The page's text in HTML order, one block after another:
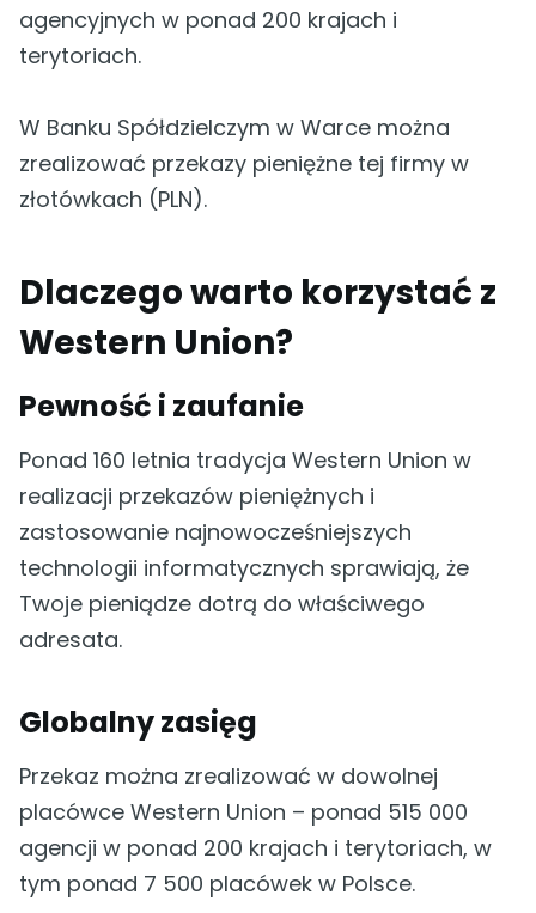
agencyjnych w ponad 200 krajach i
terytoriach.
W Banku Spółdzielczym w Warce można
zrealizować przekazy pieniężne tej firmy w
złotówkach (PLN).
Dlaczego warto korzystać z
Western Union?
Pewność i zaufanie
Ponad 160 letnia tradycja Western Union w
realizacji przekazów pieniężnych i
zastosowanie najnowocześniejszych
technologii informatycznych sprawiają, że
Twoje pieniądze dotrą do właściwego
adresata.
Globalny zasięg
Przekaz można zrealizować w dowolnej
placówce Western Union – ponad 515 000
agencji w ponad 200 krajach i terytoriach, w
tym ponad 7 500 placówek w Polsce.